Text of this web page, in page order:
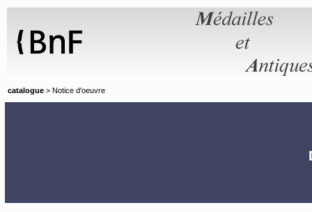
catalogue > Notice d'oeuvre